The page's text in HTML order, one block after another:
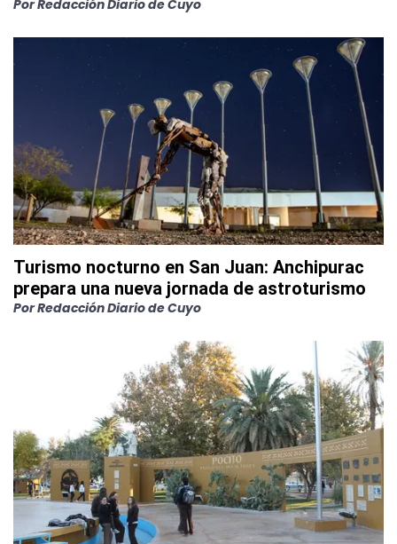
PorRedacción Diario de Cuyo
Turismo nocturno en San Juan: Anchipurac
prepara una nueva jornada de astroturismo
PorRedacción Diario de Cuyo